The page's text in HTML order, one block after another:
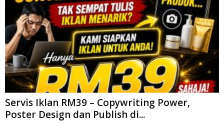
Servis Iklan RM39 – Copywriting Power,
Poster Design dan Publish di...